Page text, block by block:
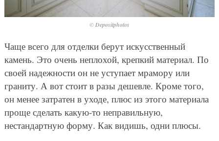
© Depositphotos
Чаще всего для отделки берут искусственный
камень. Это очень неплохой, крепкий материал. По
своей надежности он не уступает мрамору или
граниту. А вот стоит в разы дешевле. Кроме того,
он менее затратен в уходе, плюс из этого материала
проще сделать какую-то неправильную,
нестандартную форму. Как видишь, одни плюсы.